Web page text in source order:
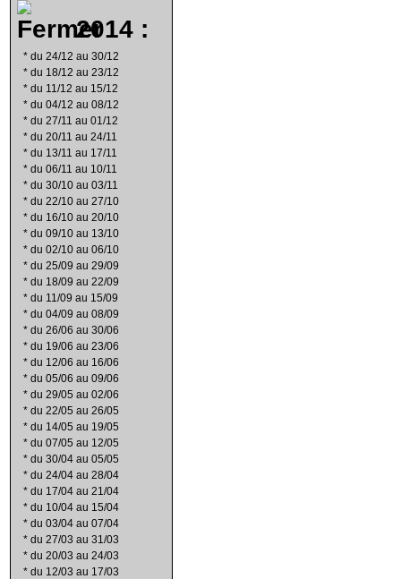
2014 :
* du 24/12 au 30/12
* du 18/12 au 23/12
* du 11/12 au 15/12
* du 04/12 au 08/12
* du 27/11 au 01/12
* du 20/11 au 24/11
* du 13/11 au 17/11
* du 06/11 au 10/11
* du 30/10 au 03/11
* du 22/10 au 27/10
* du 16/10 au 20/10
* du 09/10 au 13/10
* du 02/10 au 06/10
* du 25/09 au 29/09
* du 18/09 au 22/09
* du 11/09 au 15/09
* du 04/09 au 08/09
* du 26/06 au 30/06
* du 19/06 au 23/06
* du 12/06 au 16/06
* du 05/06 au 09/06
* du 29/05 au 02/06
* du 22/05 au 26/05
* du 14/05 au 19/05
* du 07/05 au 12/05
* du 30/04 au 05/05
* du 24/04 au 28/04
* du 17/04 au 21/04
* du 10/04 au 15/04
* du 03/04 au 07/04
* du 27/03 au 31/03
* du 20/03 au 24/03
* du 12/03 au 17/03